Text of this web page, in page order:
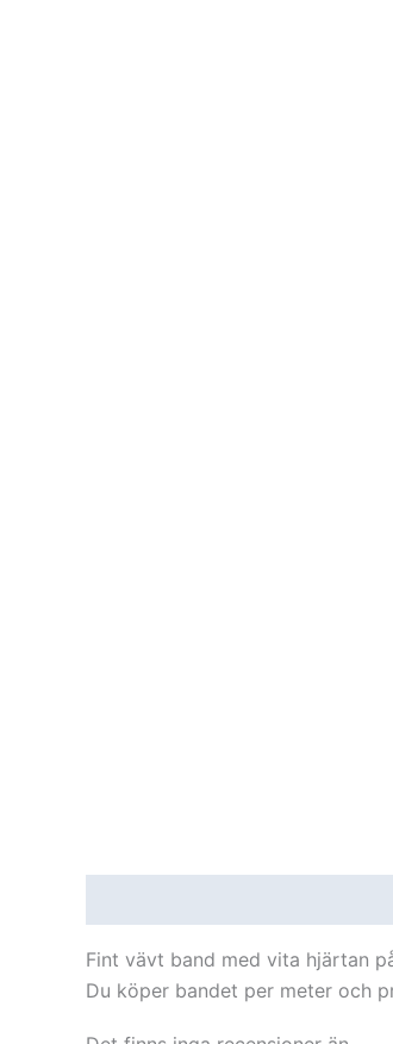
Fint vävt band med vita hjärtan
Du köper bandet per meter och